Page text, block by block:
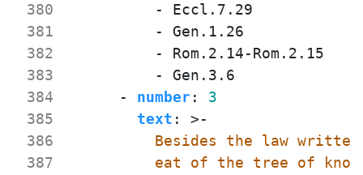
380
381
382
383
384
385
386
387
- Eccl.7.29
- Gen.1.26
- Rom.2.14-Rom.2.15
- Gen.3.6
- number:
3
text : >-